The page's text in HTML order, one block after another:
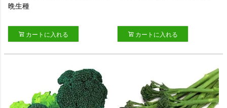
晩生種
カートに入れる カートに入れる